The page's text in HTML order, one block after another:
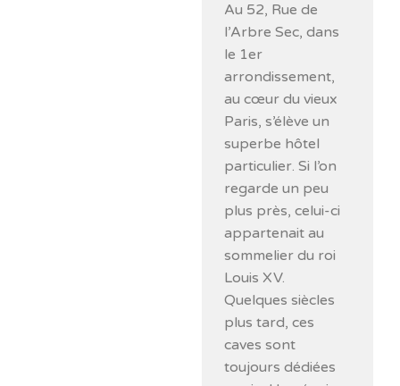
Au 52, Rue de
l’Arbre Sec, dans
le 1er
arrondissement,
au cœur du vieux
Paris, s’élève un
superbe hôtel
particulier. Si l’on
regarde un peu
plus près, celui-ci
appartenait au
sommelier du roi
Louis XV.
Quelques siècles
plus tard, ces
caves sont
toujours dédiées